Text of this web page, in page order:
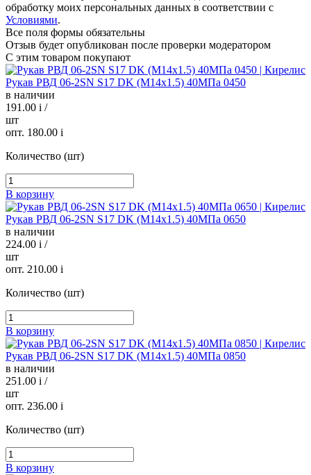
обработку моих персональных данных в соответствии с
Условиями.
Все поля формы обязательны
Отзыв будет опубликован после проверки модератором
С этим товаром покупают
Рукав РВД 06-2SN S17 DK (М14х1.5) 40МПа 0450
в наличии
191.00 i /
шт
опт. 180.00 i
Количество (шт)
В корзину
Рукав РВД 06-2SN S17 DK (М14х1.5) 40МПа 0650
в наличии
224.00 i /
шт
опт. 210.00 i
Количество (шт)
В корзину
Рукав РВД 06-2SN S17 DK (М14х1.5) 40МПа 0850
в наличии
251.00 i /
шт
опт. 236.00 i
Количество (шт)
В корзину